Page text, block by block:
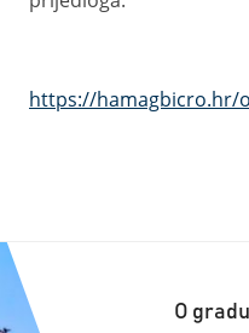
https://hamagbicro.hr/
O gradu